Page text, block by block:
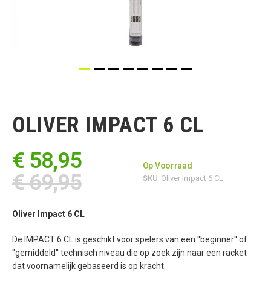
begin
van
afbeeldingen-
gallerij
OLIVER IMPACT 6 CL
€ 58,95
€ 69,95
Op Voorraad
SKU Oliver Impact 6 CL
Oliver Impact 6 CL
De IMPACT 6 CL is geschikt voor spelers van een ''beginner'' of
''gemiddeld'' technisch niveau die op zoek zijn naar een racket
dat voornamelijk gebaseerd is op kracht.